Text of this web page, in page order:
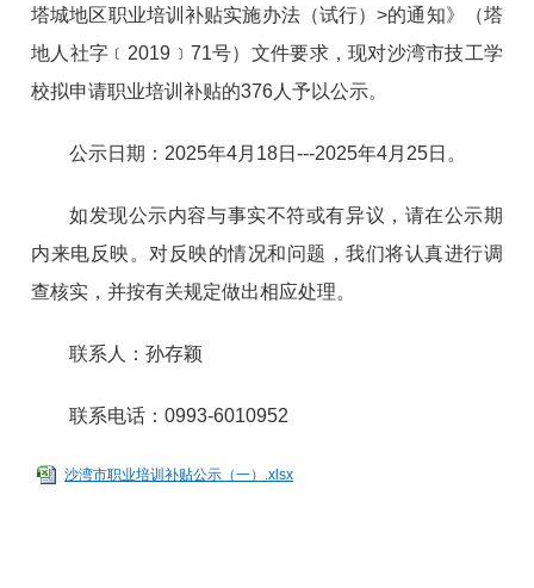
塔城地区职业培训补贴实施办法（试行）>的通知》（塔
地人社字﹝2019﹞71号）文件要求，现对沙湾市技工学
校拟申请职业培训补贴的376人予以公示。
公示日期：2025年4月18日---2025年4月25日。
如发现公示内容与事实不符或有异议，请在公示期
内来电反映。对反映的情况和问题，我们将认真进行调
查核实，并按有关规定做出相应处理。
联系人：孙存颖
联系电话：0993-6010952
沙湾市职业培训补贴公示（一）.xlsx